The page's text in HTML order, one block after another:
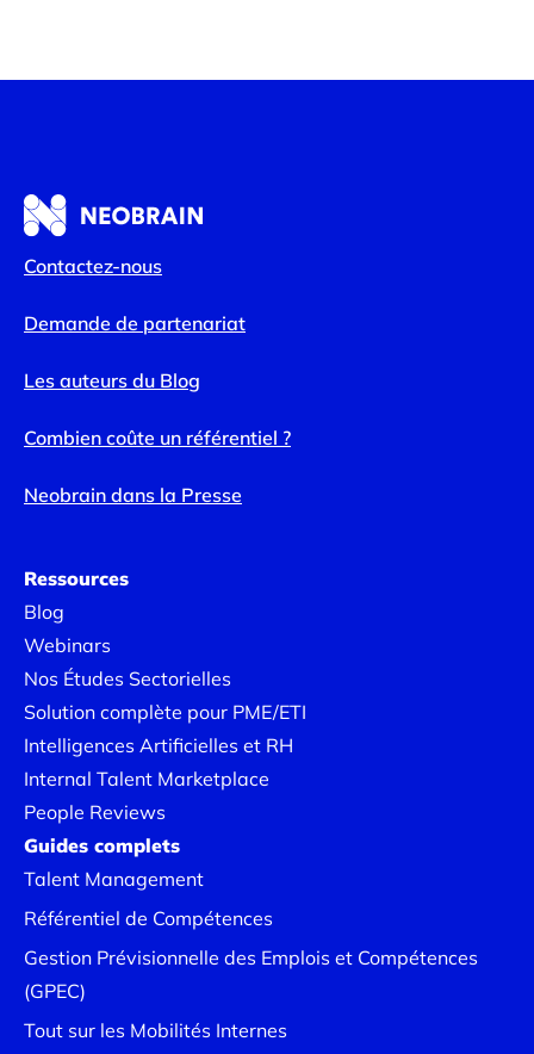
Contactez-nous
Demande de partenariat
Les auteurs du Blog
Combien coûte un référentiel ?
Neobrain dans la Presse
Ressources
Blog
Webinars
Nos Études Sectorielles
Solution complète pour PME/ETI
Intelligences Artificielles et RH
Internal Talent Marketplace
People Reviews
Guides complets
Talent Management
Référentiel de Compétences
Gestion Prévisionnelle des Emplois et Compétences
(GPEC)
Tout sur les Mobilités Internes